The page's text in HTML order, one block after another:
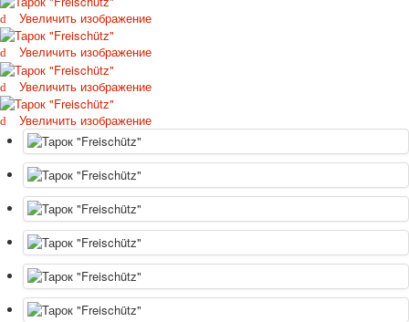
Увеличить изображение
Увеличить изображение
Увеличить изображение
Увеличить изображение